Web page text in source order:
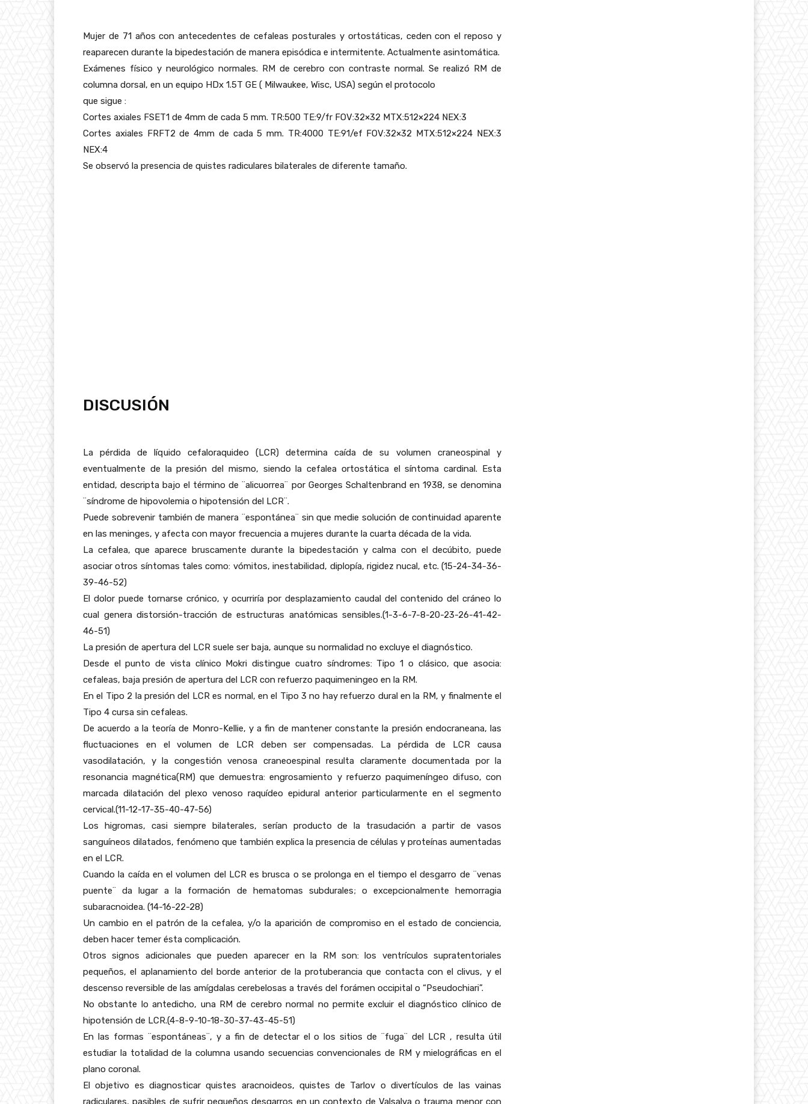
Mujer de 71 años con antecedentes de cefaleas posturales y ortostáticas, ceden con el reposo y
reaparecen durante la bipedestación de manera episódica e intermitente. Actualmente asintomática.
Exámenes físico y neurológico normales. RM de cerebro con contraste normal. Se realizó RM de
columna dorsal, en un equipo HDx 1.5T GE ( Milwaukee, Wisc, USA) según el protocolo
que sigue :
Cortes axiales FSET1 de 4mm de cada 5 mm. TR:500 TE:9/fr FOV:32×32 MTX:512×224 NEX:3
Cortes axiales FRFT2 de 4mm de cada 5 mm. TR:4000 TE:91/ef FOV:32×32 MTX:512×224 NEX:3
NEX:4
Se observó la presencia de quistes radiculares bilaterales de diferente tamaño.
DISCUSIÓN
La pérdida de líquido cefaloraquideo (LCR) determina caída de su volumen craneospinal y
eventualmente de la presión del mismo, siendo la cefalea ortostática el síntoma cardinal. Esta
entidad, descripta bajo el término de ¨alicuorrea¨ por Georges Schaltenbrand en 1938, se denomina
¨síndrome de hipovolemia o hipotensión del LCR¨.
Puede sobrevenir también de manera ¨espontánea¨ sin que medie solución de continuidad aparente
en las meninges, y afecta con mayor frecuencia a mujeres durante la cuarta década de la vida.
La cefalea, que aparece bruscamente durante la bipedestación y calma con el decúbito, puede
asociar otros síntomas tales como: vómitos, inestabilidad, diplopía, rigidez nucal, etc. (15-24-34-36-
39-46-52)
El dolor puede tornarse crónico, y ocurriría por desplazamiento caudal del contenido del cráneo lo
cual genera distorsión-tracción de estructuras anatómicas sensibles.(1-3-6-7-8-20-23-26-41-42-
46-51)
La presión de apertura del LCR suele ser baja, aunque su normalidad no excluye el diagnóstico.
Desde el punto de vista clínico Mokri distingue cuatro síndromes: Tipo 1 o clásico, que asocia:
cefaleas, baja presión de apertura del LCR con refuerzo paquimeningeo en la RM.
En el Tipo 2 la presión del LCR es normal, en el Tipo 3 no hay refuerzo dural en la RM, y finalmente el
Tipo 4 cursa sin cefaleas.
De acuerdo a la teoría de Monro-Kellie, y a fin de mantener constante la presión endocraneana, las
fluctuaciones en el volumen de LCR deben ser compensadas. La pérdida de LCR causa
vasodilatación, y la congestión venosa craneoespinal resulta claramente documentada por la
resonancia magnética(RM) que demuestra: engrosamiento y refuerzo paquimeníngeo difuso, con
marcada dilatación del plexo venoso raquídeo epidural anterior particularmente en el segmento
cervical.(11-12-17-35-40-47-56)
Los higromas, casi siempre bilaterales, serían producto de la trasudación a partir de vasos
sanguíneos dilatados, fenómeno que también explica la presencia de células y proteínas aumentadas
en el LCR.
Cuando la caída en el volumen del LCR es brusca o se prolonga en el tiempo el desgarro de ¨venas
puente¨ da lugar a la formación de hematomas subdurales; o excepcionalmente hemorragia
subaracnoidea. (14-16-22-28)
Un cambio en el patrón de la cefalea, y/o la aparición de compromiso en el estado de conciencia,
deben hacer temer ésta complicación.
Otros signos adicionales que pueden aparecer en la RM son: los ventrículos supratentoriales
pequeños, el aplanamiento del borde anterior de la protuberancia que contacta con el clivus, y el
descenso reversible de las amígdalas cerebelosas a través del forámen occipital o “Pseudochiari”.
No obstante lo antedicho, una RM de cerebro normal no permite excluir el diagnóstico clínico de
hipotensión de LCR.(4-8-9-10-18-30-37-43-45-51)
En las formas ¨espontáneas¨, y a fin de detectar el o los sitios de ¨fuga¨ del LCR , resulta útil
estudiar la totalidad de la columna usando secuencias convencionales de RM y mielográficas en el
plano coronal.
El objetivo es diagnosticar quistes aracnoideos, quistes de Tarlov o divertículos de las vainas
radiculares, pasibles de sufrir pequeños desgarros en un contexto de Valsalva o trauma menor con